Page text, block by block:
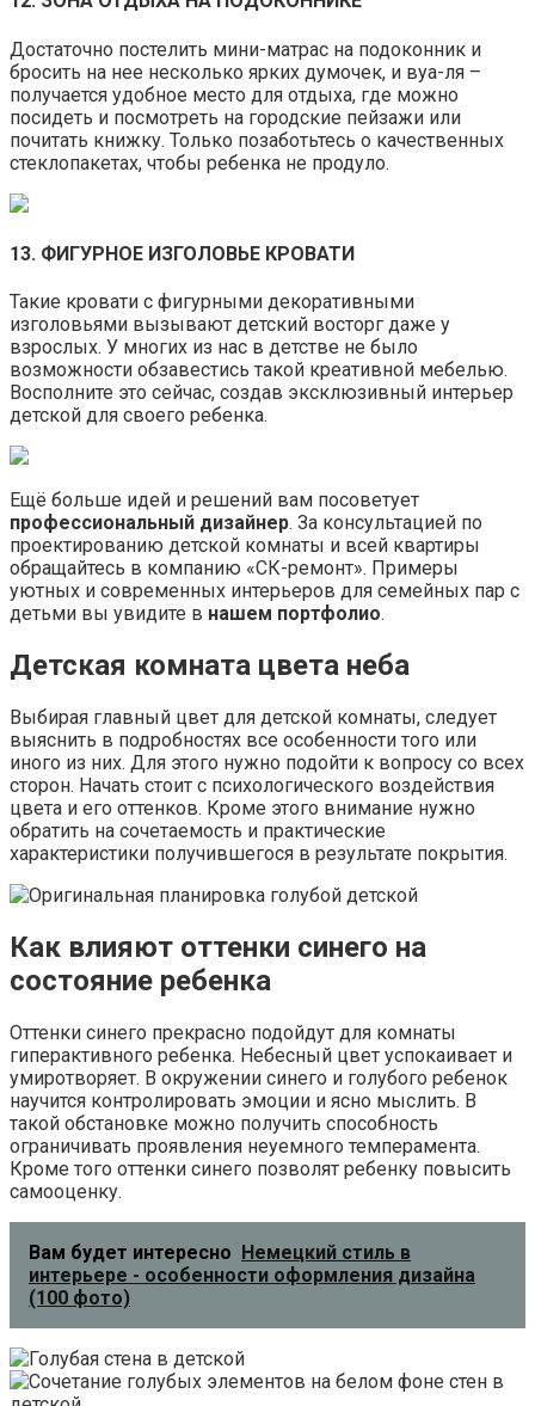
Достаточно постелить мини-матрас на подоконник и
бросить на нее несколько ярких думочек, и вуа-ля –
получается удобное место для отдыха, где можно
посидеть и посмотреть на городские пейзажи или
почитать книжку. Только позаботьтесь о качественных
стеклопакетах, чтобы ребенка не продуло.
13. ФИГУРНОЕ ИЗГОЛОВЬЕ КРОВАТИ
Такие кровати с фигурными декоративными
изголовьями вызывают детский восторг даже у
взрослых. У многих из нас в детстве не было
возможности обзавестись такой креативной мебелью.
Восполните это сейчас, создав эксклюзивный интерьер
детской для своего ребенка.
Ещё больше идей и решений вам посоветует
профессиональный дизайнер. За консультацией по
проектированию детской комнаты и всей квартиры
обращайтесь в компанию «СК-ремонт». Примеры
уютных и современных интерьеров для семейных пар с
детьми вы увидите в нашем портфолио.
Детская комната цвета неба
Выбирая главный цвет для детской комнаты, следует
выяснить в подробностях все особенности того или
иного из них. Для этого нужно подойти к вопросу со всех
сторон. Начать стоит с психологического воздействия
цвета и его оттенков. Кроме этого внимание нужно
обратить на сочетаемость и практические
характеристики получившегося в результате покрытия.
Как влияют оттенки синего на
состояние ребенка
Оттенки синего прекрасно подойдут для комнаты
гиперактивного ребенка. Небесный цвет успокаивает и
умиротворяет. В окружении синего и голубого ребенок
научится контролировать эмоции и ясно мыслить. В
такой обстановке можно получить способность
ограничивать проявления неуемного темперамента.
Кроме того оттенки синего позволят ребенку повысить
самооценку.
Вам будет интересно Немецкий стиль в
интерьере - особенности оформления дизайна
(100 фото)